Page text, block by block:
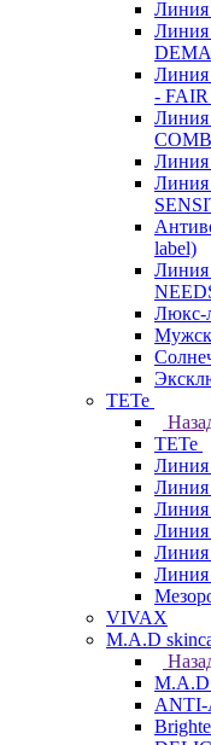
Линия
Линия
Линия
-
Линия
Линия
Линия
label)
Линия
Люкс-
TETe
TETe
Линия
Линия
Линия
Линия
Линия
Линия
VIVAX
M.A.D
M.A.D
ANTI-